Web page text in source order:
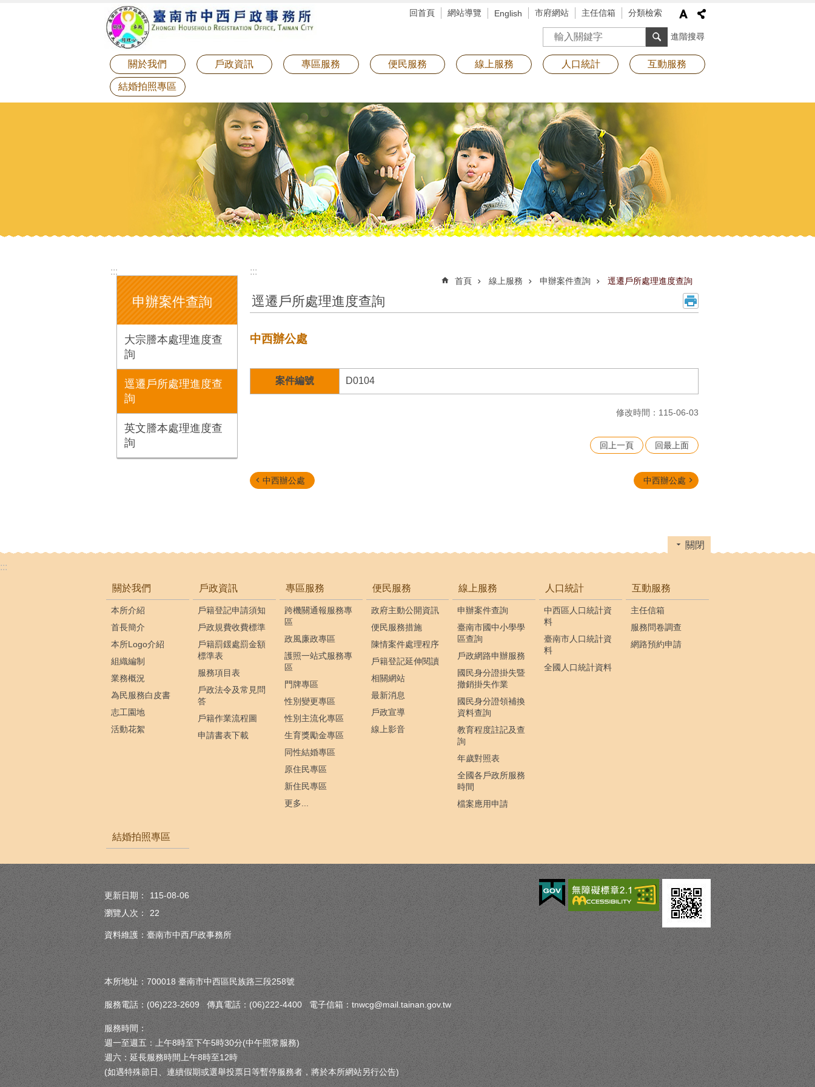
回首頁 網站導覽 English 市府網站 主任信箱 分類檢索
搜尋 進階搜尋
關於我們 戶政資訊 專區服務 便民服務 線上服務 人口統計 互動服務
結婚拍照專區
:::
申辦案件查詢
大宗謄本處理進度查
詢
逕遷戶所處理進度查
詢
英文謄本處理進度查
詢
:::
首頁 線上服務 申辦案件查詢 逕遷戶所處理進度查詢
逕遷戶所處理進度查詢
中西辦公處
案件編號 D0104
修改時間：115-06-03
回上一頁 回最上面
中西辦公處 中西辦公處
關閉
:::
關於我們
本所介紹
首長簡介
本所Logo介紹
組織編制
業務概況
為民服務白皮書
志工園地
活動花絮
戶政資訊
戶籍登記申請須知
戶政規費收費標準
戶籍罰鍰處罰金額
標準表
服務項目表
戶政法令及常見問
答
戶籍作業流程圖
申請書表下載
專區服務
跨機關通報服務專
區
政風廉政專區
護照一站式服務專
區
門牌專區
性別變更專區
性別主流化專區
生育獎勵金專區
同性結婚專區
原住民專區
新住民專區
更多...
便民服務
政府主動公開資訊
便民服務措施
陳情案件處理程序
戶籍登記延伸閱讀
相關網站
最新消息
戶政宣導
線上影音
線上服務
申辦案件查詢
臺南市國中小學學
區查詢
戶政網路申辦服務
國民身分證掛失暨
撤銷掛失作業
國民身分證領補換
資料查詢
教育程度註記及查
詢
年歲對照表
全國各戶政所服務
時間
檔案應用申請
人口統計
中西區人口統計資
料
臺南市人口統計資
料
全國人口統計資料
互動服務
主任信箱
服務問卷調查
網路預約申請
結婚拍照專區
更新日期：
115-08-06
瀏覽人次：
22
資料維護：臺南市中西戶政事務所
本所地址：700018 臺南市中西區民族路三段258號
服務電話：(06)223-2609 傳真電話：(06)222-4400 電子信箱：tnwcg@mail.tainan.gov.tw
服務時間：
週一至週五：上午8時至下午5時30分(中午照常服務)
週六：延長服務時間上午8時至12時
(如遇特殊節日、連續假期或選舉投票日等暫停服務者，將於本所網站另行公告)